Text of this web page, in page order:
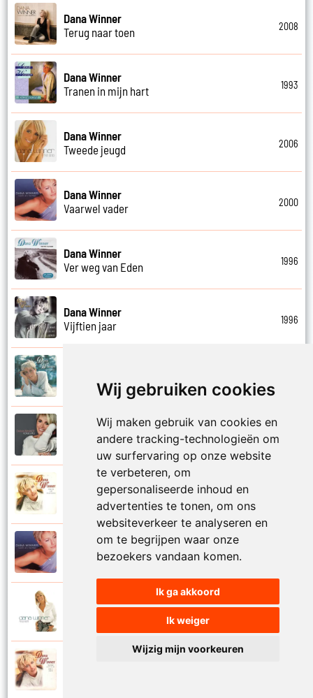
Wij gebruiken cookies
Wij maken gebruik van cookies en
andere tracking-technologieën om
uw surfervaring op onze website
te verbeteren, om
gepersonaliseerde inhoud en
advertenties te tonen, om ons
websiteverkeer te analyseren en
om te begrijpen waar onze
bezoekers vandaan komen.
Ik ga akkoord
Ik weiger
Wijzig mijn voorkeuren
Dana Winner
Terug naar toen
2008
Dana Winner
Tranen in mijn hart
1993
Dana Winner
Tweede jeugd
2006
Dana Winner
Vaarwel vader
2000
Dana Winner
Ver weg van Eden
1996
Dana Winner
Vijftien jaar
1996
Vleugels
Dana Winner
Vogelvrij
Dana Winner
Volg je natuur
Dana Winner
Voor altijd
Dana Winner